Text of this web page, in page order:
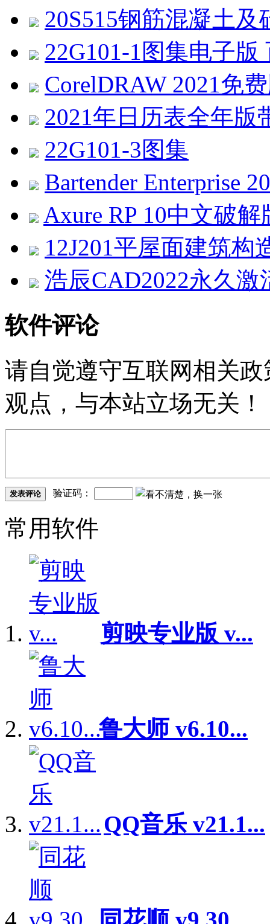
20S515钢筋混凝土
22G101-1图集电子版
CorelDRAW 2021免
2021年日历表全年版
22G101-3图集
Bartender Enterprise
Axure RP 10中文破解
12J201平屋面建筑构
浩辰CAD2022永久激
软件评论
请自觉遵守互联网相关
观点，与本站立场无关！
发表评论 验证码：
常用软件
剪映专业版 v...
鲁大师 v6.10...
QQ音乐 v21.1...